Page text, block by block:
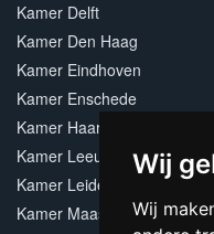
Wij
Wij
Kamer Delft
Kamer Den Haag
Kamer Eindhoven
Kamer Enschede
Kamer Haarlem
Kamer Leeuwarden
Kamer Leiden
Kamer Maastricht